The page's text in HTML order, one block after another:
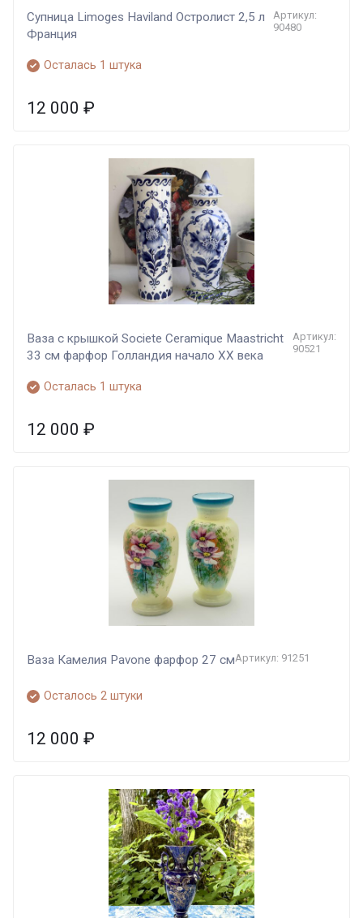
Супница Limoges Haviland Остролист 2,5 л
Франция
Артикул:
90480
Осталась 1 штука
12 000 ₽
Ваза с крышкой Societe Ceramique Maastricht
33 см фарфор Голландия начало XX века
Артикул:
90521
Осталась 1 штука
12 000 ₽
Ваза Камелия Pavone фарфор 27 смАртикул: 91251
Осталось 2 штуки
12 000 ₽